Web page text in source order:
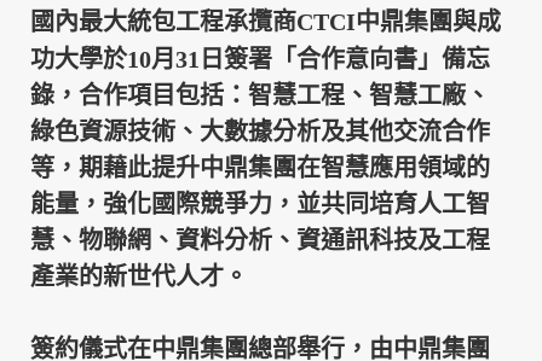
國內最大統包工程承攬商CTCI中鼎集團與成
功大學於10月 31 日簽署「合作意向書」備忘
錄，合作項目包括：智慧工程、智慧工廠、
綠色資源技術、大數據分析及其他交流合作
等，期藉此提升中鼎集團在智慧應用領域的
能量，強化國際競爭力，並共同培育人工智
慧、物聯網、資料分析、資通訊科技及工程
產業的新世代人才。
簽約儀式在中鼎集團總部舉行，由中鼎集團